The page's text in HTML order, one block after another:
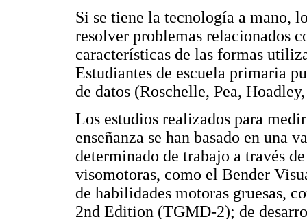
Si se tiene la tecnología a mano,
resolver problemas relacionados
características de las formas
Estudiantes de escuela primaria
de datos (Roschelle, Pea,
Los estudios realizados para
enseñanza se han basado en una
determinado de trabajo a través
visomotoras, como el Bender
de habilidades motoras gruesas,
2nd Edition (TGMD-2); de